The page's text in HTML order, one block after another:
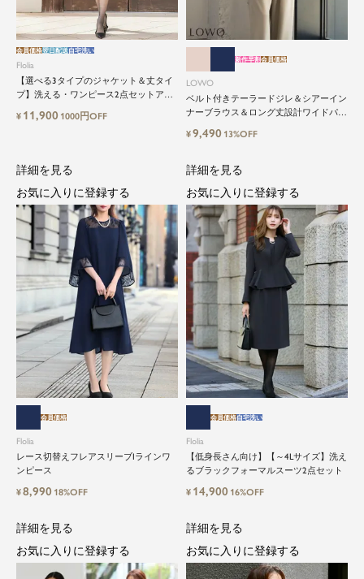
Flolia
【選べる3タイプのジャケット＆丈タイ
プ】洗える・ワンピース2点セットアッ
会員価格翌日配送自宅洗い
¥ 11,900 1000円OFF
LOWO
ベルト付きテーラードジレ＆シアーイン
ナーブラウス＆ロング丈設計ワイドパン
新作早割会員価格
¥9,490 13%OFF
Flolia
レース切替えフレアスリーブIラインワ
ンピース
会員価格
¥8,990 18%OFF
詳細を見る
お気に入りに登録する
Flolia
【低身長さん向け】【～4Lサイズ】洗え
るブラックフォーマルスーツ2点セット
会員価格自宅洗い
¥ 14,900 16%OFF
詳細を見る
お気に入りに登録する
詳細を見る
お気に入りに登録する
詳細を見る
お気に入りに登録する